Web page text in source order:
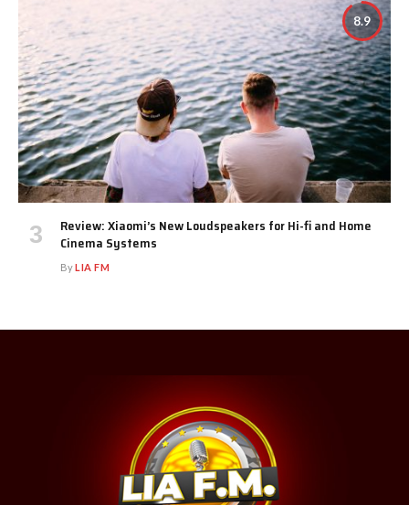
8.9
Review: Xiaomi’s New Loudspeakers for Hi-fi and Home
Cinema Systems
ByLIA FM